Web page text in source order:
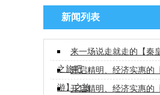
新闻列表
来一场说走就走的【秦
之旅吧开启精明、经济实惠的
游】之旅
开启精明、经济实惠的